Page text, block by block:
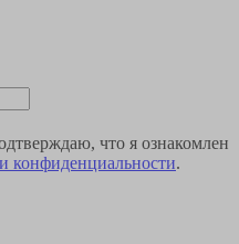
что я ознакомлен
конфиденциальности.